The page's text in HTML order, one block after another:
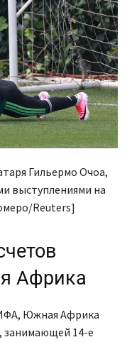
Гильермо Очоа,
выступлениями на
Reuters]
Африка
Южная Африка
занимающей 14-е